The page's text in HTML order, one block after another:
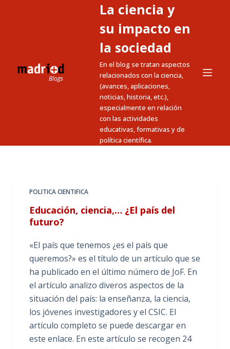
n
La ciencia y
su impacto en
la sociedad
En el blog se tratan aspectos
relacionados con la ciencia,
(avances, aplicaciones,
noticias, historia, etc.),
especialmente en relación
con las actividades
educativas, formativas y de
política científica.
POLITICA CIENTIFICA
Educación, ciencia,… ¿El país del
futuro?
«El país que tenemos ¿es el país que
queremos?» es el título de un artículo que se
ha publicado en el último número de JoF. En
el artículo analizo diveros aspectos de la
situación del país: la enseñanza, la ciencia,
los jóvenes investigadores y el CSIC. El
artículo completo se puede descargar en
este enlace. En este artículo se recogen 24